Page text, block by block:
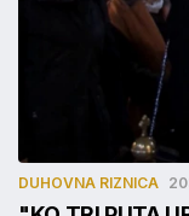
DUHOVNA RIZNICA